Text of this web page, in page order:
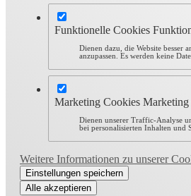
Funktionelle Cookies
Dienen dazu, die Website besser
anzupassen. Es werden keine
Marketing Cookies Marketing
Dienen unserer Traffic-Analyse
bei personalisierten Inhalten und
Weitere Informationen zu unserer